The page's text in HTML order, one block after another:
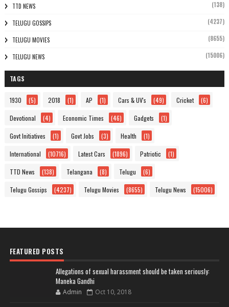
TTD NEWS (138)
TELUGU GOSSIPS (4237)
TELUGU MOVIES (8655)
TELUGU NEWS (15006)
TAGS
1930 (5) 2018 (1) AP (1) Cars & UV's (49) Cricket (6)
Devotional (4) Economic Times (46) Gadgets (1)
Govt Initiatives (1) Govt Jobs (3) Health (1)
International (10716) Latest Cars (1896) Patriotic (1)
TTD News (138) Telangana (8) Telugu (6)
Telugu Gossips (4237) Telugu Movies (8655) Telugu News (15006)
FEATURED POSTS
Allegations of sexual harassment should be taken seriously:
Maneka Gandhi
Admin Oct 10, 2018